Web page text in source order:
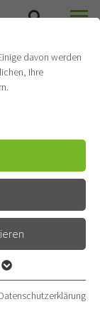
davon werden
Ihre
der
die Webseite